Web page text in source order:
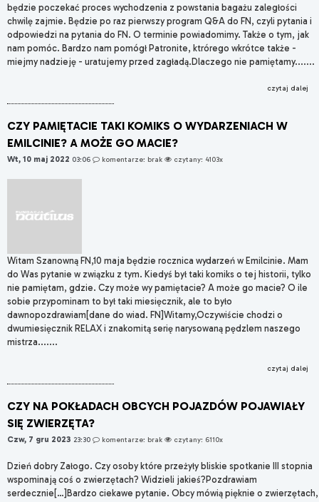
będzie poczekać proces wychodzenia z powstania bagażu zaległości
chwilę zajmie. Będzie po raz pierwszy program Q&A do FN, czyli pytania i
odpowiedzi na pytania do FN. O terminie powiadomimy. Także o tym, jak
nam pomóc. Bardzo nam pomógł Patronite, ktrórego wkrótce także -
miejmy nadzieję - uratujemy przed zagładą.Dlaczego nie pamiętamy.......
czytaj dalej
CZY PAMIĘTACIE TAKI KOMIKS O WYDARZENIACH W
EMILCINIE? A MOŻE GO MACIE?
Wt, 10 maj 2022 03:06 komentarze: brak czytany: 4103x
Witam Szanowną FN,10 maja będzie rocznica wydarzeń w Emilcinie. Mam
do Was pytanie w związku z tym. Kiedyś był taki komiks o tej historii, tylko
nie pamiętam, gdzie. Czy może wy pamiętacie? A może go macie? O ile
sobie przypominam to był taki miesięcznik, ale to było
dawnopozdrawiam[dane do wiad. FN]Witamy,Oczywiście chodzi o
dwumiesięcznik RELAX i znakomitą serię narysowaną pędzlem naszego
mistrza.......
czytaj dalej
CZY NA POKŁADACH OBCYCH POJAZDÓW POJAWIAŁY
SIĘ ZWIERZĘTA?
Czw, 7 gru 2023 23:30 komentarze: brak czytany: 6110x
Dzień dobry Załogo. Czy osoby które przeżyły bliskie spotkanie III stopnia
wspominają coś o zwierzętach? Widzieli jakieś?Pozdrawiam
serdecznie[…]Bardzo ciekawe pytanie. Obcy mówią pięknie o zwierzętach,